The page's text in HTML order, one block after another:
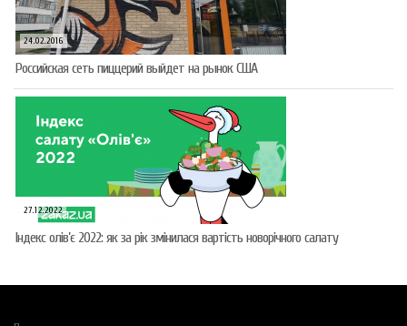
24.02.2016
Российская сеть пиццерий выйдет на рынок США
27.12.2022
Індекс олів’є 2022: як за рік змінилася вартість новорічного салату